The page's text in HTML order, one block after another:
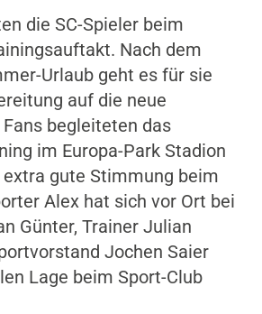
die SC-Spieler beim
Nach dem
Urlaub geht es für sie
auf die neue
begleiteten das
im Europa-Park Stadion
gute Stimmung beim
Alex hat sich vor Ort bei
Günter, Trainer Julian
Jochen Saier
Lage beim Sport-Club